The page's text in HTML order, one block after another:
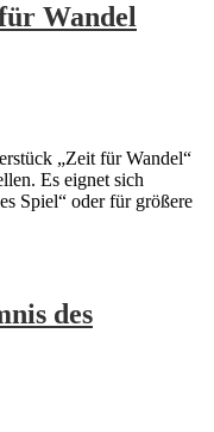
Wandel
„Zeit für Wandel“
Es eignet sich
Spiel“ oder für größere
des